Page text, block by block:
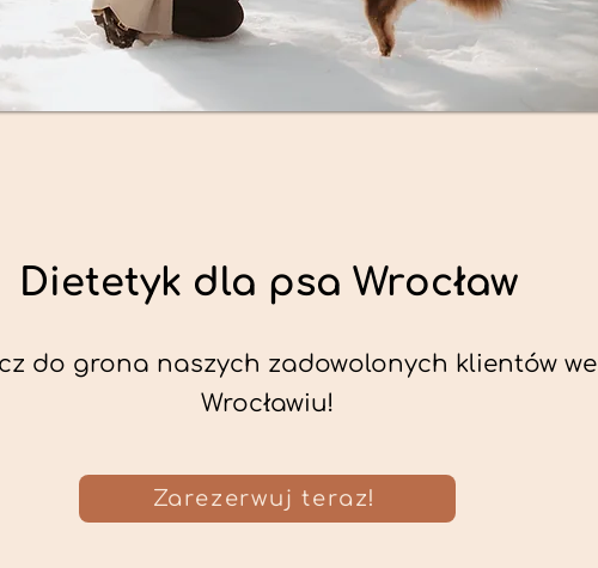
Dietetyk dla psa Wrocław
do grona naszych zadowolonych klientów we
Wrocławiu!
Zarezerwuj teraz!